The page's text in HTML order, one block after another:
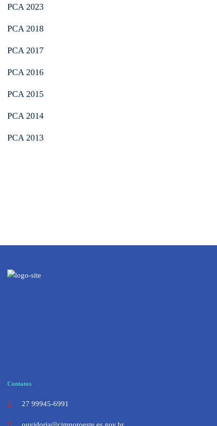
PCA 2023
PCA 2018
PCA 2017
PCA 2016
PCA 2015
PCA 2014
PCA 2013
Contatos
27 99945-6991